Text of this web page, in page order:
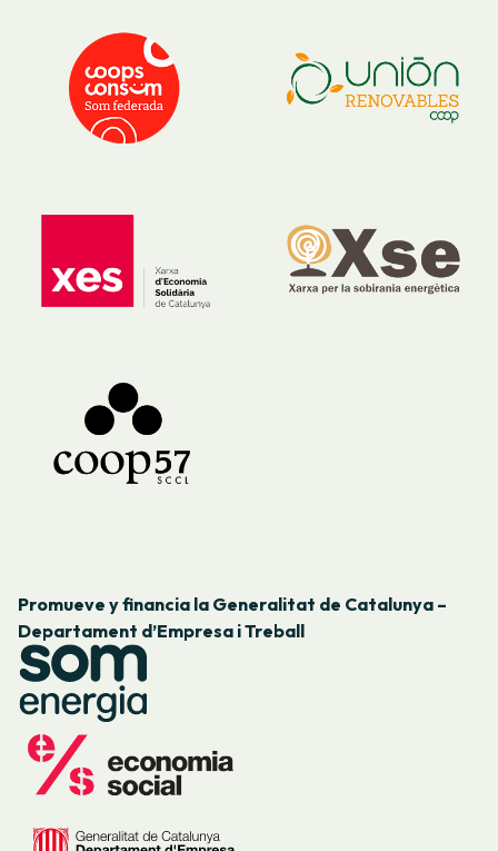
Promueve y financia la Generalitat de Catalunya –
Departament d’Empresa i Treball